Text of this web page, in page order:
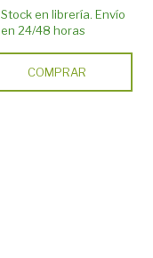
Stock en librería. Envío
en 24/48 horas
COMPRAR